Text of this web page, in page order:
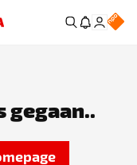
gegaan..